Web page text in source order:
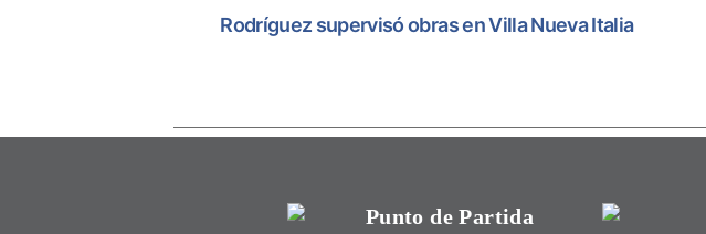
Rodríguez supervisó obras en Villa Nueva Italia
Punto de Partida